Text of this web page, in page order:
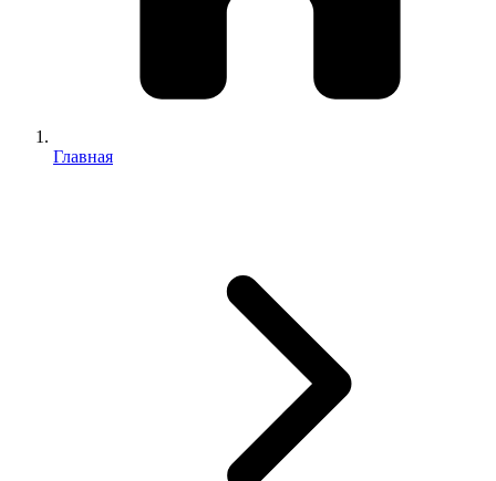
Главная